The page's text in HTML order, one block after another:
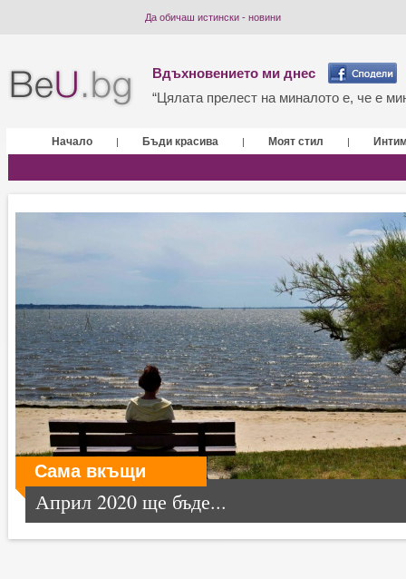
Да обичаш истински - новини
Вдъхновението ми днес
“Цялата прелест на миналото е, че е
Начало | Бъди красива | Моят стил |
Сама вкъщи
Април 2020 ще бъде...